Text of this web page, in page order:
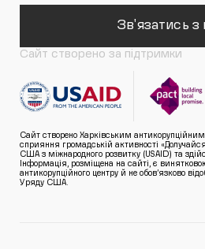
Зв'язатись з
Сайт створено за підтримки
Сайт створено Харківським
сприяння громадській активності
США з міжнародного розвитку (USAID) та
Інформація, розміщена на сайті, є
антикорупційного центру й не обов’язково
Уряду США.